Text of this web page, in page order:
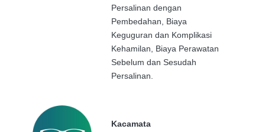
Persalinan dengan
Pembedahan, Biaya
Keguguran dan Komplikasi
Kehamilan, Biaya Perawatan
Sebelum dan Sesudah
Persalinan.
Kacamata